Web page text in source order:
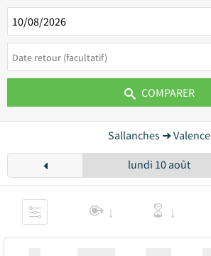
COMPARER
Sallanches ➜ Valence
lundi 10 août